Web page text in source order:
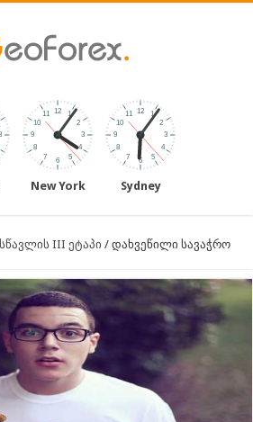
New York Sydney
III ეტაპი / დახვეწილი სავაჭრო